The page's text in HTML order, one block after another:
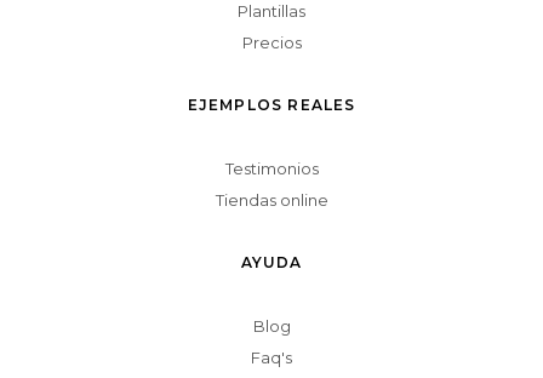
Plantillas
Precios
EJEMPLOS REALES
Testimonios
Tiendas online
AYUDA
Blog
Faq's